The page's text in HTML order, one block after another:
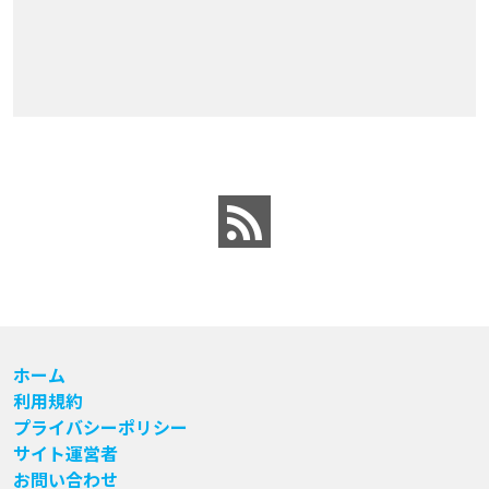
ホーム
利用規約
プライバシーポリシー
サイト運営者
お問い合わせ